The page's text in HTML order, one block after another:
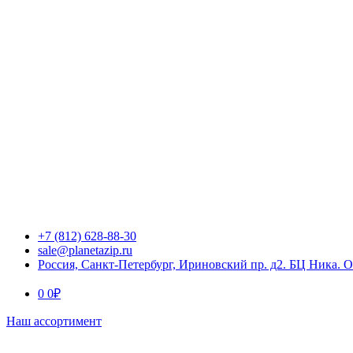
+7 (812) 628-88-30
sale@planetazip.ru
Россия, Санкт-Петербург, Ириновский пр. д2. БЦ Ника.
0 0₽
Наш ассортимент